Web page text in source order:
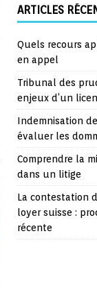
ARTICLES
Quels recours
en appel
Tribunal des
enjeux d’un
Indemnisation
évaluer les
Comprendre la
dans un litige
La contestation
loyer suisse :
récente